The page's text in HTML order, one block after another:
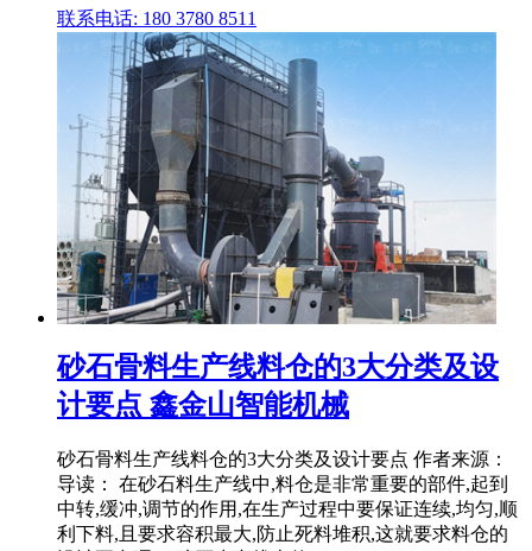
联系电话: 180 3780 8511
砂石骨料生产线料仓的3大分类及设
计要点 鑫金山智能机械
砂石骨料生产线料仓的3大分类及设计要点 作者来源：
导读： 在砂石料生产线中,料仓是非常重要的部件,起到
中转,缓冲,调节的作用,在生产过程中要保证连续,均匀,顺
利下料,且要求容积最大,防止死料堆积,这就要求料仓的